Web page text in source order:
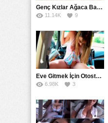
Genç Kızlar Ağaca Bağlayarak Tecavüz Etmek İstediler
11.14K 9
Eve Gitmek İçin Otostop Çeken Üniversiteli Bedelini Ödedi
6.98K 3